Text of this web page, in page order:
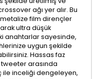
ağı yer alır. Bu
film dirençler
ultra düşük
anahtarlar sayesinde,
uygun şekilde
Hassas faz
arasında
ile inceliği dengeleyen,